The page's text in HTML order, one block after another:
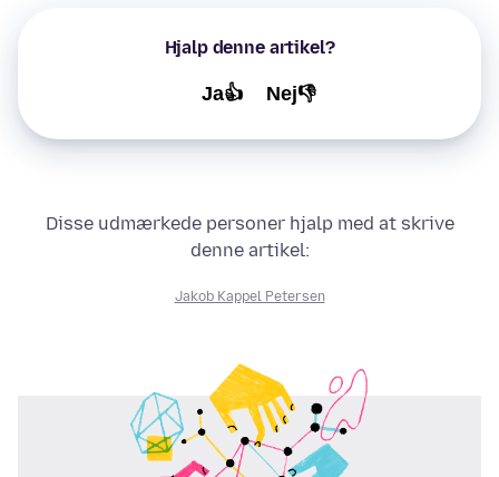
Hjalp denne artikel?
Ja👍 Nej👎
Disse udmærkede personer hjalp med at skrive
denne artikel:
Jakob Kappel Petersen